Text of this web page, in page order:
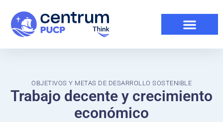
OBJETIVOS Y METAS DE DESARROLLO SOSTENIBLE
Trabajo decente y crecimiento
económico